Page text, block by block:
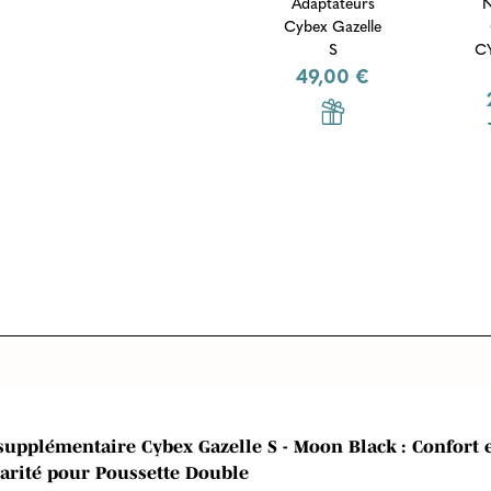
Cybex Gazelle
S
49,00 €
Cybex Gazelle S - Moon Black : Confort
pour Poussette Double